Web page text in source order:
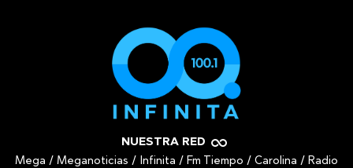
NUESTRA RED
Mega / Meganoticias / Infinita / Fm Tiempo / Carolina / Radio